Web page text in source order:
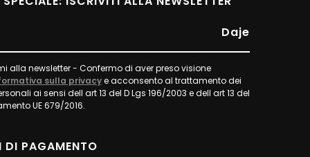
alla newsletter - Confermo di aver preso visione
sulla privacye acconsento al trattamento dei
ai sensi dell art 13 del D Lgs 196/2003 e dell art 13 del
UE 679/2016.
Daje
DI PAGAMENTO